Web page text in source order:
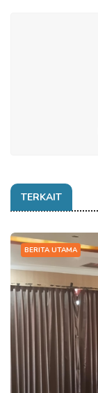
TERKAIT
BERITA UTAMA